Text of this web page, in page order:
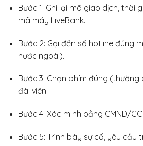
Bước 1: Ghi lại mã giao dịch, thời
mã máy LiveBank.
Bước 2: Gọi đến số hotline đúng
nước ngoài).
Bước 3: Chọn phím đúng
đài viên.
Bước 4: Xác minh bằng CMND/
Bước 5: Trình bày sự cố, yêu